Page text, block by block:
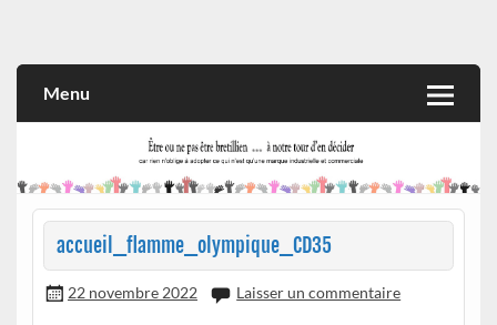
et commerciale
Menu
accueil_flamme_olympique_CD35
22 novembre 2022 Laisser un commentaire